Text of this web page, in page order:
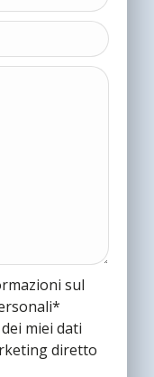
sul
miei dati
diretto